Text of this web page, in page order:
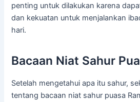
penting untuk dilakukan karena
dan kekuatan untuk menjalankan
hari.
Bacaan Niat Sahur
Setelah mengetahui apa itu sahur,
tentang bacaan niat sahur puasa